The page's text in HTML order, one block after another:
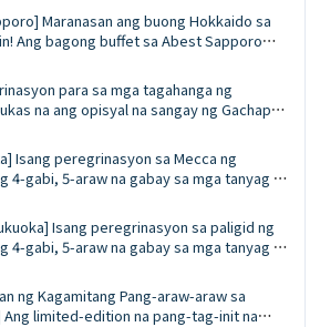
Shopping Arcade | Pagkain, pamimili, at
nang sabay-sabay
Maranasan ang buong Hokkaido sa
Ang bagong buffet sa Abest Sapporo
na bluefin tuna, at GARAKU soup curry
para sa mga tagahanga ng
litrato, at mga regalong pambungad—lahat
Isang peregrinasyon sa Mecca ng
4-gabi, 5-araw na gabay sa mga tanyag na
ang 'Attack on Titan' at tamasahin ang
Isang peregrinasyon sa paligid ng
4-gabi, 5-araw na gabay sa mga tanyag na
Slayer*!
ng Kagamitang Pang-araw-araw sa
Ang limited-edition na pang-tag-init na